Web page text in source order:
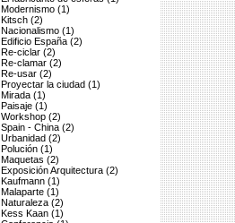
Modernismo (1)
Kitsch (2)
Nacionalismo (1)
Edificio España (2)
Re-ciclar (2)
Re-clamar (2)
Re-usar (2)
Proyectar la ciudad (1)
Mirada (1)
Paisaje (1)
Workshop (2)
Spain - China (2)
Urbanidad (2)
Polución (1)
Maquetas (2)
Exposición Arquitectura (2)
Kaufmann (1)
Malaparte (1)
Naturaleza (2)
Kess Kaan (1)